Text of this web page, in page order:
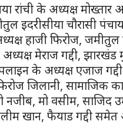
रांची के अध्यक्ष मोख्तार
इदरीसीया चौरासी
हाजी फिरोज,
मेराज गद्दी,
के अध्यक्ष एजाज
जिलानी, सामाजिक
मो वसीम, साजिद
खान, फैयाड गद्दी समेत